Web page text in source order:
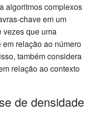
algoritmos complexos
chave em um
vezes que uma
relação ao número
também considera
relação ao contexto
de densidade